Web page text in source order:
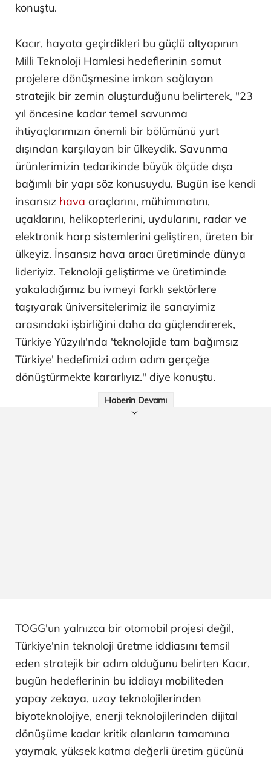
konuştu.
Kacır, hayata geçirdikleri bu güçlü altyapının
Milli Teknoloji Hamlesi hedeflerinin somut
projelere dönüşmesine imkan sağlayan
stratejik bir zemin oluşturduğunu belirterek, "23
yıl öncesine kadar temel savunma
ihtiyaçlarımızın önemli bir bölümünü yurt
dışından karşılayan bir ülkeydik. Savunma
ürünlerimizin tedarikinde büyük ölçüde dışa
bağımlı bir yapı söz konusuydu. Bugün ise kendi
insansız hava araçlarını, mühimmatını,
uçaklarını, helikopterlerini, uydularını, radar ve
elektronik harp sistemlerini geliştiren, üreten bir
ülkeyiz. İnsansız hava aracı üretiminde dünya
lideriyiz. Teknoloji geliştirme ve üretiminde
yakaladığımız bu ivmeyi farklı sektörlere
taşıyarak üniversitelerimiz ile sanayimiz
arasındaki işbirliğini daha da güçlendirerek,
Türkiye Yüzyılı'nda 'teknolojide tam bağımsız
Türkiye' hedefimizi adım adım gerçeğe
dönüştürmekte kararlıyız." diye konuştu.
Haberin Devamı
TOGG'un yalnızca bir otomobil projesi değil,
Türkiye'nin teknoloji üretme iddiasını temsil
eden stratejik bir adım olduğunu belirten Kacır,
bugün hedeflerinin bu iddiayı mobiliteden
yapay zekaya, uzay teknolojilerinden
biyoteknolojiye, enerji teknolojilerinden dijital
dönüşüme kadar kritik alanların tamamına
yaymak, yüksek katma değerli üretim gücünü